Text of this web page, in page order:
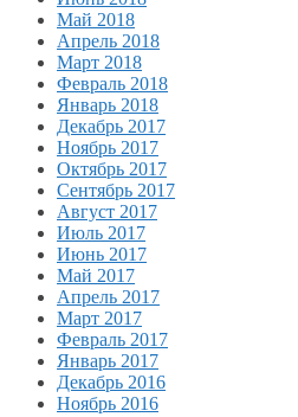
Май 2018
Апрель 2018
Март 2018
Февраль 2018
Январь 2018
Декабрь 2017
Ноябрь 2017
Октябрь 2017
Сентябрь 2017
Август 2017
Июль 2017
Июнь 2017
Май 2017
Апрель 2017
Март 2017
Февраль 2017
Январь 2017
Декабрь 2016
Ноябрь 2016